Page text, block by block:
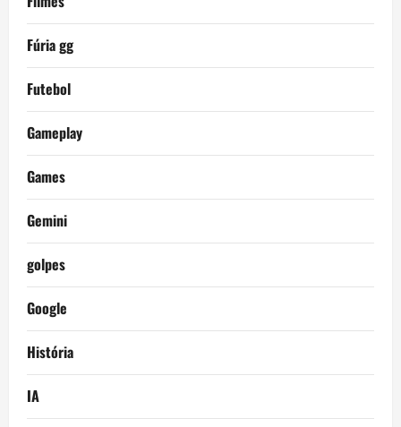
Fúria gg
Futebol
Gameplay
Games
Gemini
golpes
Google
História
IA